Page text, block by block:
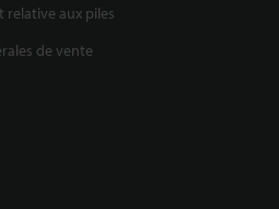
relative aux piles
de vente